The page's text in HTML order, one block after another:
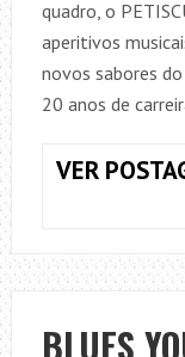
quadro, o
aperitivos
novos sabores
20 anos de
VER
BLUES